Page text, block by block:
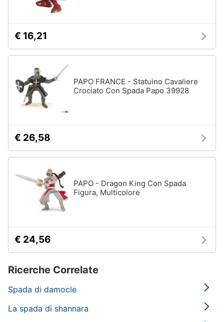
€ 16,21
PAPO FRANCE - Statuino Cavaliere
Crociato Con Spada Papo 39928
€ 26,58
PAPO - Dragon King Con Spada
Figura, Multicolore
€ 24,56
Ricerche Correlate
Spada di damocle
La spada di shannara